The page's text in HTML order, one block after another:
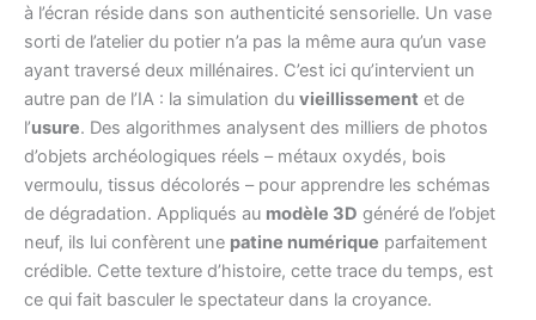
à l’écran réside dans son authenticité sensorielle. Un vase
sorti de l’atelier du potier n’a pas la même aura qu’un vase
ayant traversé deux millénaires. C’est ici qu’intervient un
autre pan de l’IA : la simulation du vieillissement et de
l’usure. Des algorithmes analysent des milliers de photos
d’objets archéologiques réels – métaux oxydés, bois
vermoulu, tissus décolorés – pour apprendre les schémas
de dégradation. Appliqués au modèle 3D généré de l’objet
neuf, ils lui confèrent une patine numérique parfaitement
crédible. Cette texture d’histoire, cette trace du temps, est
ce qui fait basculer le spectateur dans la croyance.